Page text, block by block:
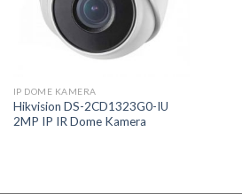
IP DOME KAMERA
Hikvision DS-2CD1323G0-IU
2MP IP IR Dome Kamera